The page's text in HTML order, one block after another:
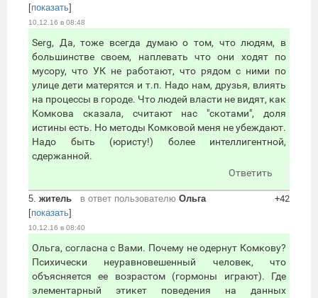
[показать]
10.12.16 в 08:48
Serg, Да, тоже всегда думаю о том, что людям, в
большинстве своем, наплевать что они ходят по
мусору, что УК не работают, что рядом с ними по
улице дети матерятся и т.п. Надо нам, друзья, влиять
на процессы в городе. Что людей власти не видят, как
Комкова сказала, считают нас "скотами", доля
истины есть. Но методы Комковой меня не убеждают.
Надо быть (юристу!) более интеллигентной,
сдержанной.
Ответить
5. житель в ответ пользователю Ольга
[показать]
10.12.16 в 08:40
+42
Ольга, согласна с Вами. Почему не одернут Комкову?
Психически неуравновешенный человек, что
объясняется ее возрастом (гормоны играют). Где
элементарный этикет поведения на данных